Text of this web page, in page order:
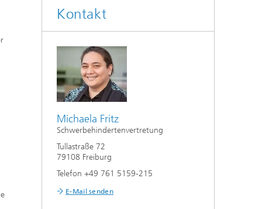
Kontakt
Michaela Fritz
Schwerbehindertenvertretung
Tullastraße 72
79108 Freiburg
Telefon +49 761 5159-215
E-Mail senden